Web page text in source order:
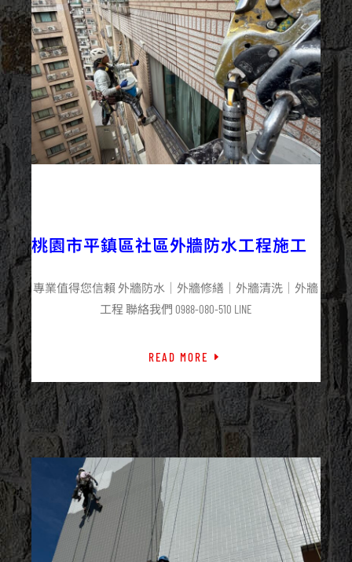
桃園市平鎮區社區外牆防水工程施工
專業值得您信賴 外牆防水｜外牆修繕｜外牆清洗｜外牆
工程 聯絡我們 0988-080-510 LINE
READ MORE